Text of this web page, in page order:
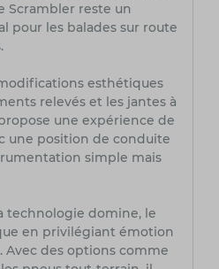
Scrambler reste un
pour les balades sur route
esthétiques
relevés et les jantes à
une expérience de
une position de conduite
simple mais
technologie domine, le
en privilégiant émotion
des options comme